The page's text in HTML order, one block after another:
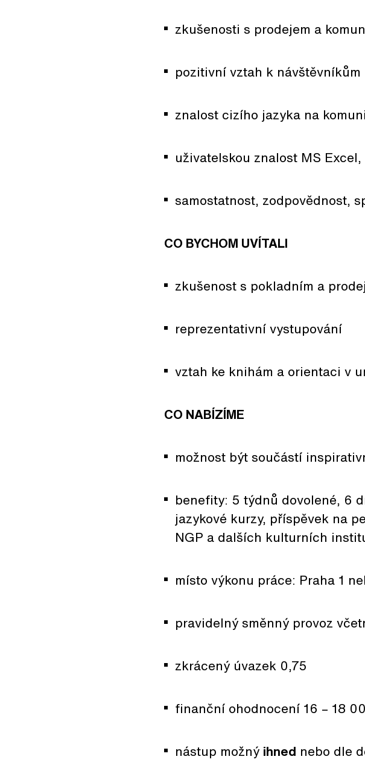
zkušenosti s prodejem a
pozitivní vztah k návštěvníkům
znalost cizího jazyka na
uživatelskou znalost MS Excel,
samostatnost, zodpovědnost,
CO BYCHOM UVÍTALI
zkušenost s pokladním a
reprezentativní vystupování
vztah ke knihám a orientaci v
CO NABÍZÍME
možnost být součástí
benefity: 5 týdnů dovolené, 6
jazykové kurzy, příspěvek na
NGP a dalších kulturních
místo výkonu práce: Praha 1
pravidelný směnný provoz
zkrácený úvazek 0,75
finanční ohodnocení 16 – 18
nástup možný ihned nebo dle